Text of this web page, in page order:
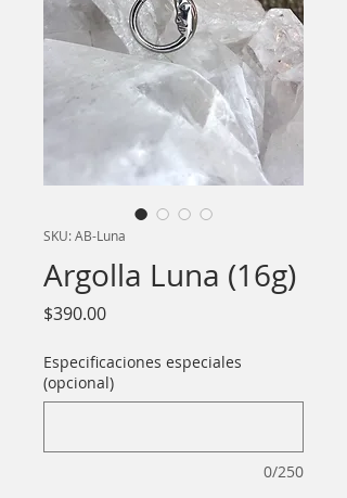
SKU: AB-Luna
Argolla Luna (16g)
$390.00Precio
Especificaciones especiales
(opcional)
0/250